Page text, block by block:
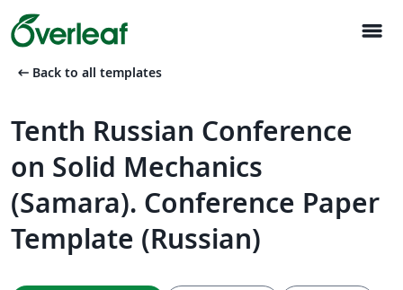
menu
arrow_left_alt Back to all templates
Tenth Russian Conference
on Solid Mechanics
(Samara). Conference Paper
Template (Russian)